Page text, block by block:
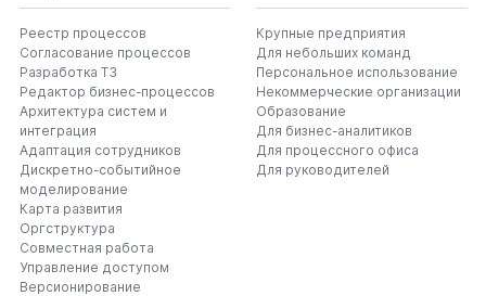
Реестр процессов
Согласование процессов
Разработка ТЗ
Редактор бизнес-процессов
Архитектура систем и
интеграция
Адаптация сотрудников
Дискретно-событийное
моделирование
Карта развития
Оргструктура
Совместная работа
Управление доступом
Версионирование
Крупные предприятия
Для небольших команд
Персональное использование
Некоммерческие организации
Образование
Для бизнес-аналитиков
Для процессного офиса
Для руководителей